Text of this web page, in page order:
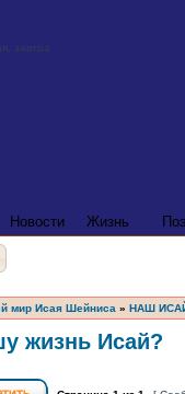
Новости Жизнь
мир Исая Шейниса » НАШ
жизнь Исай?